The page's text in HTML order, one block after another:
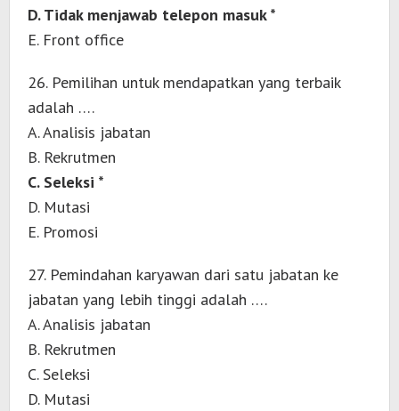
D. Tidak menjawab telepon masuk *
E. Front office
26. Pemilihan untuk mendapatkan yang terbaik
adalah ….
A. Analisis jabatan
B. Rekrutmen
C. Seleksi *
D. Mutasi
E. Promosi
27. Pemindahan karyawan dari satu jabatan ke
jabatan yang lebih tinggi adalah ….
A. Analisis jabatan
B. Rekrutmen
C. Seleksi
D. Mutasi